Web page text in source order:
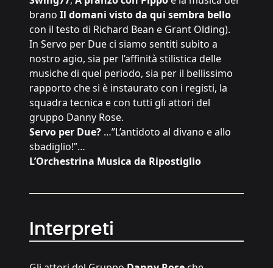
brano Il domani visto da qui sembra bello
con il testo di Richard Bean e Grant Olding).
In Servo per Due ci siamo sentiti subito a
nostro agio, sia per l’affinità stilistica delle
musiche di quel periodo, sia per il bellissimo
rapporto che si è instaurato con i registi, la
squadra tecnica e con tutti gli attori del
gruppo Danny Rose.
Servo per Due? …”L’antidoto al divano e allo
sbadiglio!”…
L’Orchestrina Musica da Ripostiglio
Interpreti